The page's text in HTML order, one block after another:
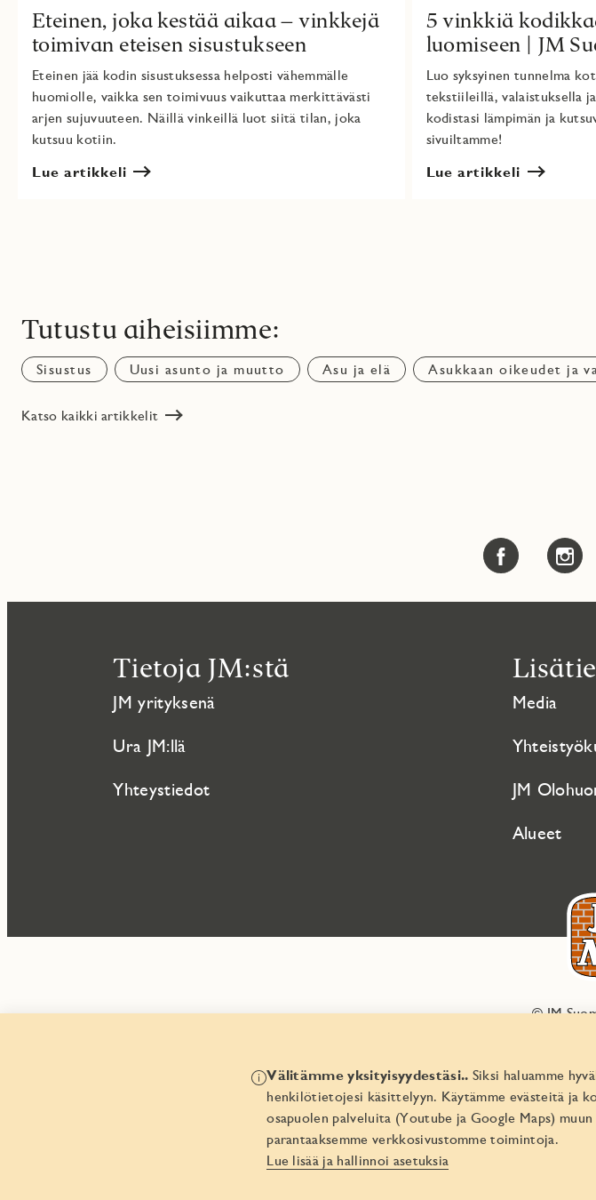
Eteinen, joka kestää aikaa – vinkkejä
toimivan eteisen sisustukseen
Eteinen jää kodin sisustuksessa helposti vähemmälle
huomiolle, vaikka sen toimivuus vaikuttaa merkittävästi
arjen sujuvuuteen. Näillä vinkeillä luot siitä tilan, joka
kutsuu kotiin.
Lue artikkeli
5 vinkkiä
luomiseen | JM
Luo syksyinen tunnelma
tekstiileillä, valaistuksella
kodistasi lämpimän ja
sivuiltamme!
Lue artikkeli
Tutustu aiheisiimme:
Sisustus Uusi asunto ja muutto Asu ja elä Asukkaan oikeudet ja
Katso kaikki artikkelit
Välitämme yksityisyydestäsi.. Siksi haluamme
henkilötietojesi käsittelyyn. Käytämme evästeitä ja
osapuolen palveluita (Youtube ja Google Maps) muun
parantaaksemme verkkosivustomme toimintoja.
Lue lisää ja hallinnoi asetuksia
Tietoja JM:stä
JM yrityksenä
Ura JM:llä
Yhteystiedot
Media
JM
Alueet
© JM